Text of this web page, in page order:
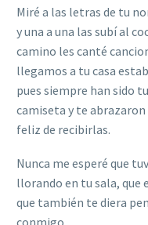
Miré a las letras de tu
y una a una las subí al
camino les canté
llegamos a tu casa
pues siempre han sido
camiseta y te
feliz de recibirlas.
Nunca me esperé que
llorando en tu sala, que
que también te diera
conmigo.